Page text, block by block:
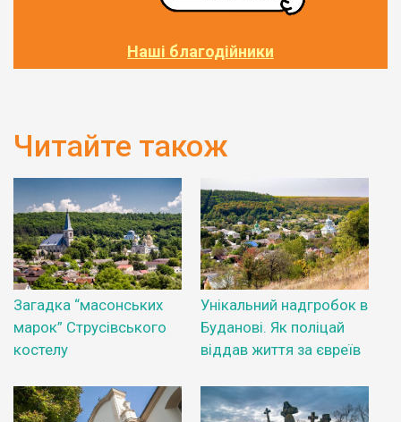
Наші благодійники
Читайте також
Загадка “масонських
марок” Струсівського
костелу
Унікальний надгробок в
Буданові. Як поліцай
віддав життя за євреїв